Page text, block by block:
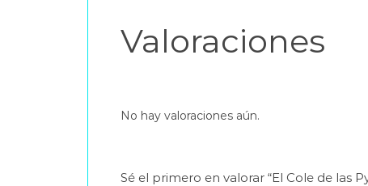
Valoraciones
No hay valoraciones aún.
Sé el primero en valorar “El Cole de las